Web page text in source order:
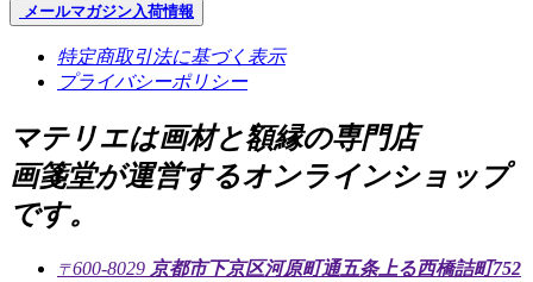
メールマガジン入荷情報
特定商取引法に基づく表示
プライバシーポリシー
マテリエは画材と額縁の専門店
画箋堂が運営するオンラインショップ
です。
〒600-8029 京都市下京区河原町通五条上る西橋詰町752